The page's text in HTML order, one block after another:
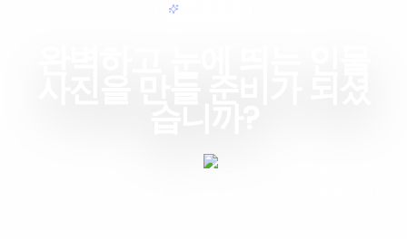
간편한 편집
작은 피부 결함으로 인해 사진의 품질이 떨어지지